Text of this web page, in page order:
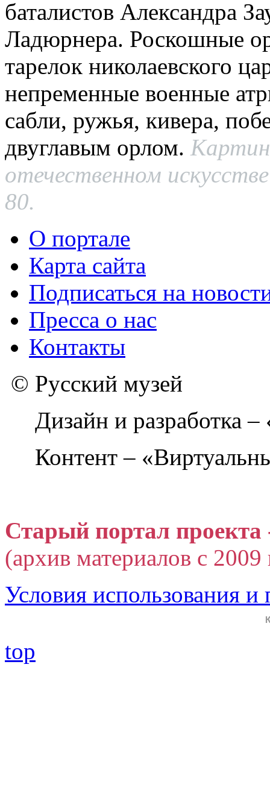
баталистов Александра
Ладюрнера. Роскошные
тарелок николаевского
непременные военные
сабли, ружья, кивера,
двуглавым орлом.
отечественном
80.
О портале
Карта сайта
Подписаться на
Пресса о нас
Контакты
© Русский музей
Дизайн и разработка
Контент –
Старый портал
(архив материалов с
Условия использования
top